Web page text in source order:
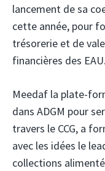
lancement de sa
cette année, pour
trésorerie et de
financières des EAU.
Meedaf la plate-
dans ADGM pour
travers le CCG, a
avec les idées le
collections